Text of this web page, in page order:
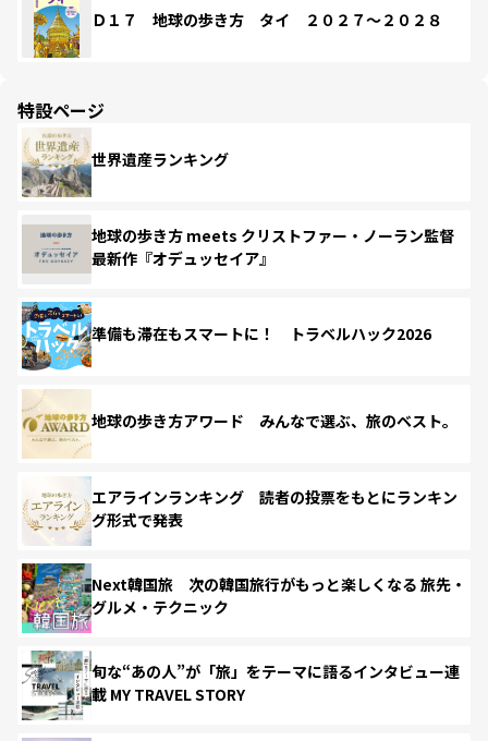
Ｄ１７ 地球の歩き方 タイ ２０２７～２０２８
特設ページ
世界遺産ランキング
地球の歩き方 meets クリストファー・ノーラン監督
最新作『オデュッセイア』
準備も滞在もスマートに！ トラベルハック2026
地球の歩き方アワード みんなで選ぶ、旅のベスト。
エアラインランキング 読者の投票をもとにランキン
グ形式で発表
Next韓国旅 次の韓国旅行がもっと楽しくなる 旅先・
グルメ・テクニック
旬な“あの人”が「旅」をテーマに語るインタビュー連
載 MY TRAVEL STORY